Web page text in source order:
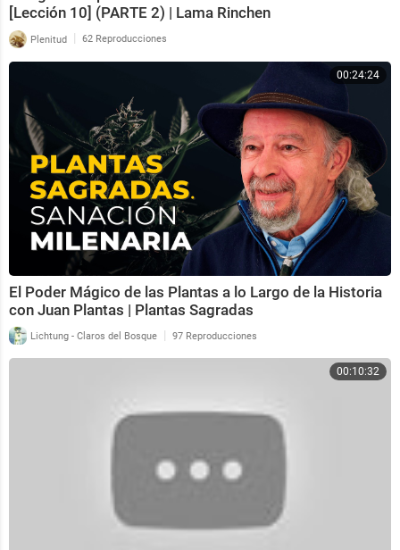
[Lección 10] (PARTE 2) | Lama Rinchen
Plenitud | 62 Reproducciones
00:24:24
El Poder Mágico de las Plantas a lo Largo de la Historia
con Juan Plantas | Plantas Sagradas
Lichtung - Claros del Bosque | 97 Reproducciones
00:10:32